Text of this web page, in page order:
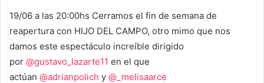
19/06 a las 20:00hs Cerramos el fin de semana de
reapertura con HIJO DEL CAMPO, otro mimo que nos
damos este espectáculo increíble dirigido
por @gustavo_lazarte11 en el que
actúan @adrianpolich y @_melisaarce